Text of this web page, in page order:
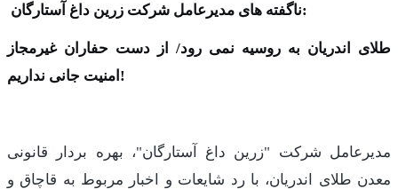
ناگفته های مدیرعامل شرکت زرین داغ آستارگان:
طلای اندریان به روسیه نمی رود/
از دست حفاران غیرمجاز
امنیت جانی نداریم !
مدیرعامل شرکت "زرین داغ آستارگان"، بهره بردار قانونی
معدن طلای اندریان، با رد شایعات و اخبار مربوط به قاچاق و